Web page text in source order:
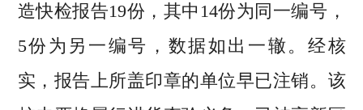
造快检报告19份，其中14份为同一编号，
5份为另一编号，数据如出一辙。经核
实，报告上所盖印章的单位早已注销。该